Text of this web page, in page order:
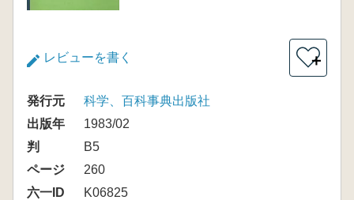
レビューを書く ＋
発行元
科学、百科事典出版社
出版年
1983/02
判
B5
ページ
260
六一ID
K06825